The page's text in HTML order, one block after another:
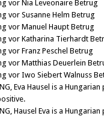
vor Nia Leveonaire Betrug
vor Susanne Helm Betrug
vor Manuel Haupt Betrug
vor Katharina Tierhardt
vor Franz Peschel Betrug
vor Matthias Deuerlein
vor Iwo Siebert Walnuss
Eva Hausel is a
Hausel Eva is a